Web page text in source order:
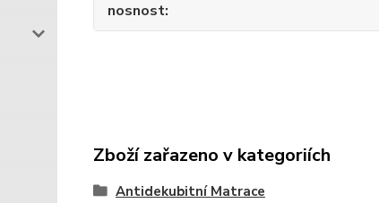
nosnost
Zboží zařazeno v kategoriích
Antidekubitní Matrace